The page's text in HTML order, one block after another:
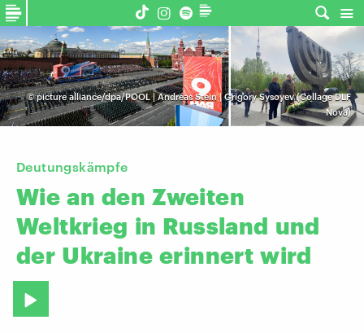
©picture alliance/dpa/POOL | Andreas Stein | Grigory Sysoyev (Collage DLF
Nova)
Deutungskämpfe
Wie an den Zweiten
Weltkrieg in Russland und
der Ukraine erinnert wird